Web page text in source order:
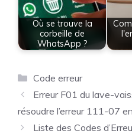
Où se trouve la
corbeille de
WhatsApp ?
Catégories
Code erreur
Erreur F01 du lave-
résoudre l’erreur 111-07
Liste des Codes